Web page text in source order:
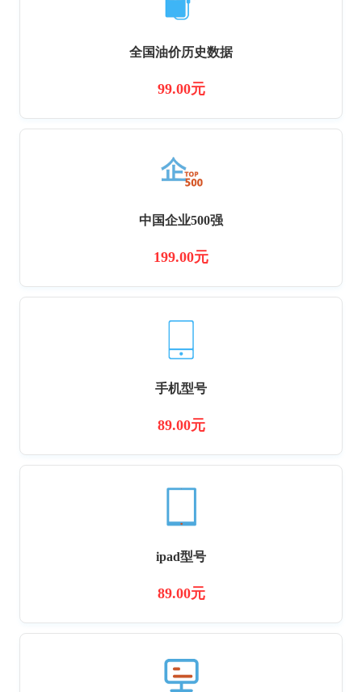
全国油价历史数据
99.00元
中国企业500强
199.00元
手机型号
89.00元
ipad型号
89.00元